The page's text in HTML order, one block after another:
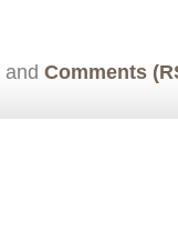
and Comments